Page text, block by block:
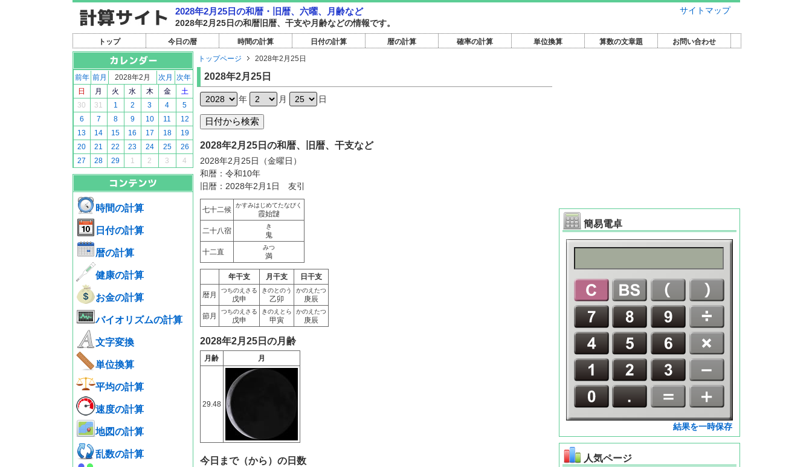
サイトマップ
2028年2月25日の和暦・旧暦、六曜、月齢など
2028年2月25日の和暦旧暦、干支や月齢などの情報です。
トップ 今日の暦 時間の計算 日付の計算 暦の計算 確率の計算 単位換算 算数の文章題 お問い合わせ
前年 前月 2028年2月 次月
次年
日
月 火 水 木 金
土
30
31 1 2 3 4
5
6
7 8 9 10 11
12
13
14 15 16 17 18
19
20
21 22 23 24 25
26
27
28 29 1 2 3 4
時間の計算
日付の計算
暦の計算
健康の計算
お金の計算
バイオリズムの計算
文字変換
単位換算
平均の計算
速度の計算
地図の計算
乱数の計算
トップページ 2028年2月25日
2028年2月25日
年 月 日
2028年2月25日の和暦、旧暦、干支など
2028年2月25日（金曜日）
和暦：令和10年
旧暦：2028年2月1日 友引
七十二候
かすみはじめてたなびく
霞始靆
二十八宿
き
鬼
十二直
みつ
満
年干支 月干支 日干支
暦月
つちのえさる
戊申
きのとのう
乙卯
かのえたつ
庚辰
節月
つちのえさる
戊申
きのえとら
甲寅
かのえたつ
庚辰
2028年2月25日の月齢
月齢 月
29.48
今日まで（から）の日数
簡易電卓
結果を一時保存
人気ページ